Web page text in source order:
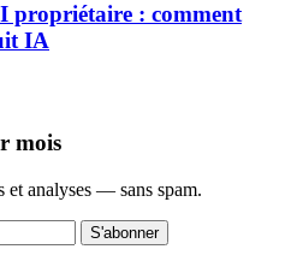
propriétaire : comment
IA
mois
et analyses — sans spam.
S'abonner